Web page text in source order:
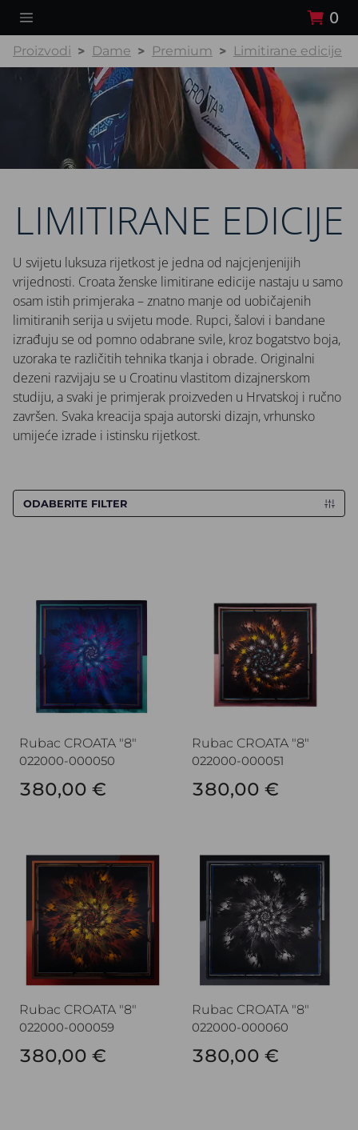
0
Proizvodi Dame Premium Limitirane edicije
LIMITIRANE EDICIJE
U svijetu luksuza rijetkost je jedna od najcjenjenijih
vrijednosti. Croata ženske limitirane edicije nastaju u samo
osam istih primjeraka – znatno manje od uobičajenih
limitiranih serija u svijetu mode. Rupci, šalovi i bandane
izrađuju se od pomno odabrane svile, kroz bogatstvo boja,
uzoraka te različitih tehnika tkanja i obrade. Originalni
dezeni razvijaju se u Croatinu vlastitom dizajnerskom
studiju, a svaki je primjerak proizveden u Hrvatskoj i ručno
završen. Svaka kreacija spaja autorski dizajn, vrhunsko
umijeće izrade i istinsku rijetkost.
ODABERITE FILTER
Rubac CROATA "8"
022000-000050
380,00 €
Rubac CROATA "8"
022000-000051
380,00 €
Rubac CROATA "8"
022000-000059
380,00 €
Rubac CROATA "8"
022000-000060
380,00 €